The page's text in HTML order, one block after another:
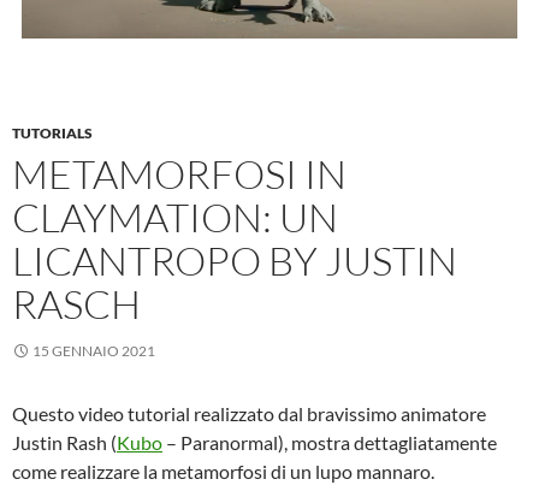
TUTORIALS
METAMORFOSI IN
CLAYMATION: UN
LICANTROPO BY JUSTIN
RASCH
15 GENNAIO 2021
Questo video tutorial realizzato dal bravissimo animatore
Justin Rash (Kubo – Paranormal), mostra dettagliatamente
come realizzare la metamorfosi di un lupo mannaro.